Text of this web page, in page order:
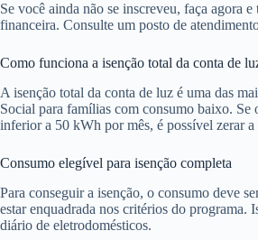
Se você ainda não se inscreveu, faça agora
financeira. Consulte um posto de
Como funciona a isenção total da conta de
A isenção total da conta de luz é uma das
Social para famílias com consumo baixo. Se
inferior a 50 kWh por mês, é possível zerar a
Consumo elegível para isenção completa
Para conseguir a isenção, o consumo deve
estar enquadrada nos critérios do programa.
diário de eletrodomésticos.